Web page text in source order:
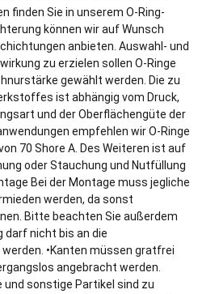
finden Sie in unserem O-Ring-
können wir auf Wunsch
anbieten. Auswahl- und
zu erzielen sollen O-Ringe
gewählt werden. Die zu
ist abhängig vom Druck,
und der Oberflächengüte der
empfehlen wir O-Ringe
70 Shore A. Des Weiteren ist auf
oder Stauchung und Nutfüllung
Bei der Montage muss jegliche
werden, da sonst
Bitte beachten Sie außerdem
darf nicht bis an die
•Kanten müssen gratfrei
angebracht werden.
und sonstige Partikel sind zu